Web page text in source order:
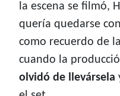
la escena se filmó,
quería quedarse
como recuerdo de
cuando la
olvidó de llevársela